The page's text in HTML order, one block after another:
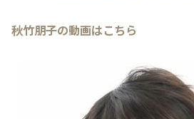
秋竹朋子の動画はこちら